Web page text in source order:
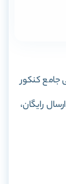
کنکور
رایگان،